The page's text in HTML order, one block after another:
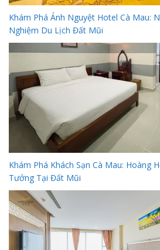
Khám Phá Ánh Nguyệt Hotel Cà Mau:
Nghiệm Du Lịch Đất Mũi
Khám Phá Khách Sạn Cà Mau: Hoàng
Tưởng Tại Đất Mũi